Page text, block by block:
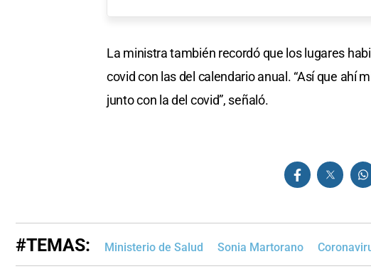
La ministra también recordó que los lugares
covid con las del calendario anual. “Así que ahí
junto con la del covid”, señaló.
#TEMAS: Ministerio de Salud Sonia Martorano